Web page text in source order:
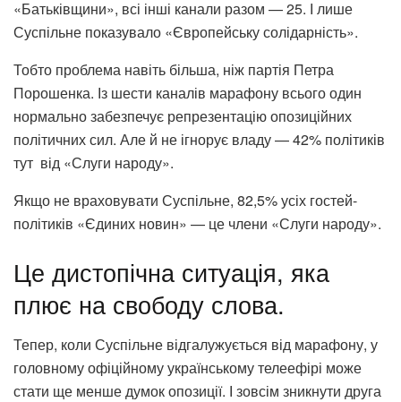
«Батьківщини», всі інші канали разом — 25. І лише
Суспільне показувало «Європейську солідарність».
Тобто проблема навіть більша, ніж партія Петра
Порошенка. Із шести каналів марафону всього один
нормально забезпечує репрезентацію опозиційних
політичних сил. Але й не ігнорує владу — 42% політиків
тут від «Слуги народу».
Якщо не враховувати Суспільне, 82,5% усіх гостей-
політиків «Єдиних новин» — це члени «Слуги народу».
Це дистопічна ситуація, яка
плює на свободу слова.
Тепер, коли Суспільне відгалужується від марафону, у
головному офіційному українському телеефірі може
стати ще менше думок опозиції. І зовсім зникнути друга